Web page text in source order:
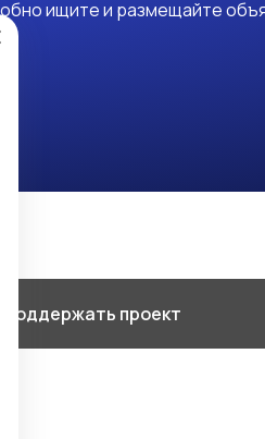
ищите и размещайте
Поддержать проект